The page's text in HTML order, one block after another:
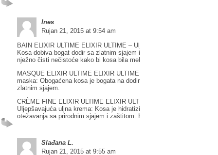
Ines
Rujan 21, 2015 at 9:54 am
BAIN ELIXIR ULTIME ELIXIR ULTIME – Uljna kupka za čišćenje kose:
Kosa dobiva bogat dodir sa zlatnim sjajem i neopisivom lakoćom.
nježno čisti nečistoće kako bi kosa bila mekana.
MASQUE ELIXIR ULTIME ELIXIR ULTIME NJEGA – Uljepšavajuća
maska: Obogaćena kosa je bogata na dodir, mekana kao dragulj,
zlatnim sjajem.
CRÈME FINE ELIXIR ULTIME ELIXIR ULTIME TEKSTURIZACIJA –
Uljepšavajuća uljna krema: Kosa je hidratizirana i obnovljena bez
otežavanja sa prirodnim sjajem i zaštitom. Kosa je lagana na dodir.
Slađana L.
Rujan 21, 2015 at 9:55 am